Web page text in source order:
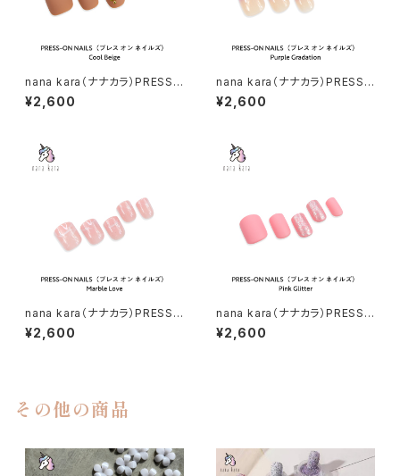
nana kara（ナナカラ）PRESS-
ON NAILS（プレス オン ネイル
ズ）Cool Beige
¥2,600
nana kara（ナナカラ）PRESS-
ON NAILS（プレス オン ネイル
ズ）Purple Gradation
¥2,600
nana kara（ナナカラ）PRESS-
ON NAILS（プレス オン ネイル
ズ）Marble Love
¥2,600
nana kara（ナナカラ）PRESS-
ON NAILS（プレス オン ネイル
ズ）Pink Glitter
¥2,600
その他の商品